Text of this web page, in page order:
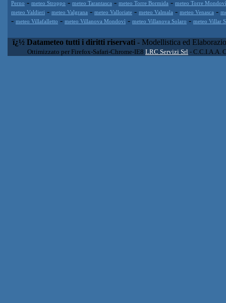
Perno - meteo Stroppo - meteo Tarantasca - meteo Torre Bormida - meteo Torre Mondovì
meteo Valdieri - meteo Valgrana - meteo Valloriate - meteo Valmala - meteo Venasca -
- meteo Villafalletto - meteo Villanova Mondovì - meteo Villanova Solaro - meteo Villar
ï¿½ Datameteo tutti i diritti riservati - Modellistica ed
Ottimizzato per Firefox-Safari-Chrome-IE8 LRC Servizi Srl - C.C.I.A.A.